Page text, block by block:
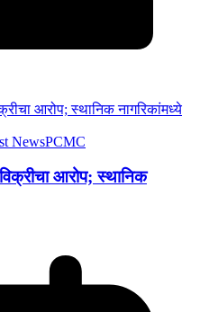
NewsPCMC
आरोप; स्थानिक